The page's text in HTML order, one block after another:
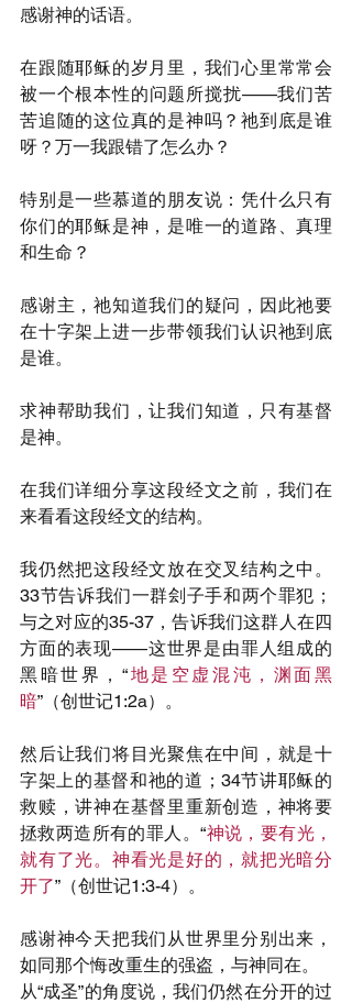
感谢神的话语。
在跟随耶稣的岁月里，我们心里常常会
被一个根本性的问题所搅扰——我们苦
苦追随的这位真的是神吗？祂到底是谁
呀？万一我跟错了怎么办？
特别是一些慕道的朋友说：凭什么只有
你们的耶稣是神，是唯一的道路、真理
和生命？
感谢主，祂知道我们的疑问，因此祂要
在十字架上进一步带领我们认识祂到底
是谁。
求神帮助我们，让我们知道，只有基督
是神。
在我们详细分享这段经文之前，我们在
来看看这段经文的结构。
我仍然把这段经文放在交叉结构之中。
33节告诉我们一群刽子手和两个罪犯；
与之对应的35-37，告诉我们这群人在四
方面的表现——这世界是由罪人组成的
黑暗世界，“地是空虚混沌，渊面黑
暗”（创世记1:2a）。
然后让我们将目光聚焦在中间，就是十
字架上的基督和祂的道；34节讲耶稣的
救赎，讲神在基督里重新创造，神将要
拯救两造所有的罪人。“神说，要有光，
就有了光。神看光是好的，就把光暗分
开了”（创世记1:3-4）。
感谢神今天把我们从世界里分别出来，
如同那个悔改重生的强盗，与神同在。
从“成圣”的角度说，我们仍然在分开的过